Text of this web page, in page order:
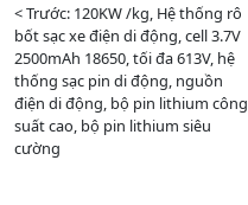
< Trước: 120KW /kg, Hệ thống rô
bốt sạc xe điện di động, cell 3.7V
2500mAh 18650, tối đa 613V, hệ
thống sạc pin di động, nguồn
điện di động, bộ pin lithium công
suất cao, bộ pin lithium siêu
cường